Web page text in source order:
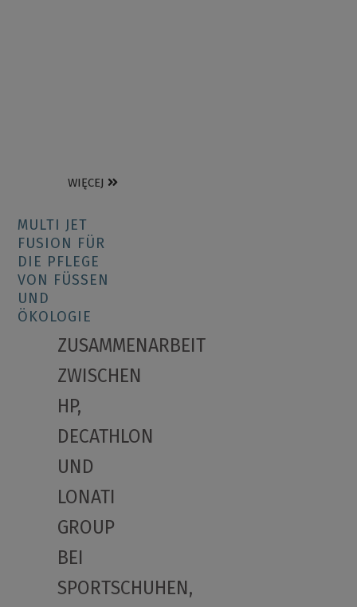
WIĘCEJ
MULTI JET
FUSION FÜR
DIE PFLEGE
VON FÜSSEN
UND
ÖKOLOGIE
ZUSAMMENARBEIT
ZWISCHEN
HP,
DECATHLON
UND
LONATI
GROUP
BEI
SPORTSCHUHEN,